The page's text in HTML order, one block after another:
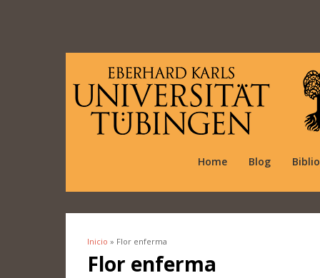
Home Blog
Se encuentra usted aquí
Inicio » Flor enferma
Flor enferma